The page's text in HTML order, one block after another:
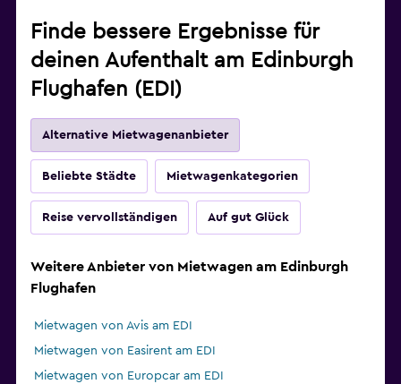
Finde bessere Ergebnisse für
deinen Aufenthalt am Edinburgh
Flughafen (EDI)
Alternative Mietwagenanbieter
Beliebte Städte Mietwagenkategorien
Reise vervollständigen Auf gut Glück
Weitere Anbieter von Mietwagen am Edinburgh
Flughafen
Mietwagen von Avis am EDI
Mietwagen von Easirent am EDI
Mietwagen von Europcar am EDI